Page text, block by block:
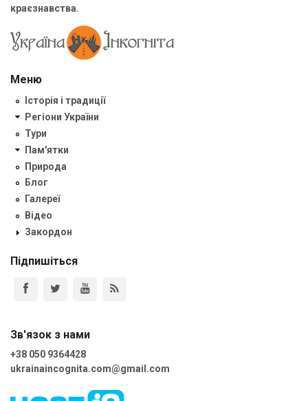
краєзнавства.
Меню
Історія і традиції
Регіони України
Тури
Пам'ятки
Природа
Блог
Галереї
Відео
Закордон
Підпишіться
Зв'язок з нами
+38 050 9364428
ukrainaincognita.com@gmail.com